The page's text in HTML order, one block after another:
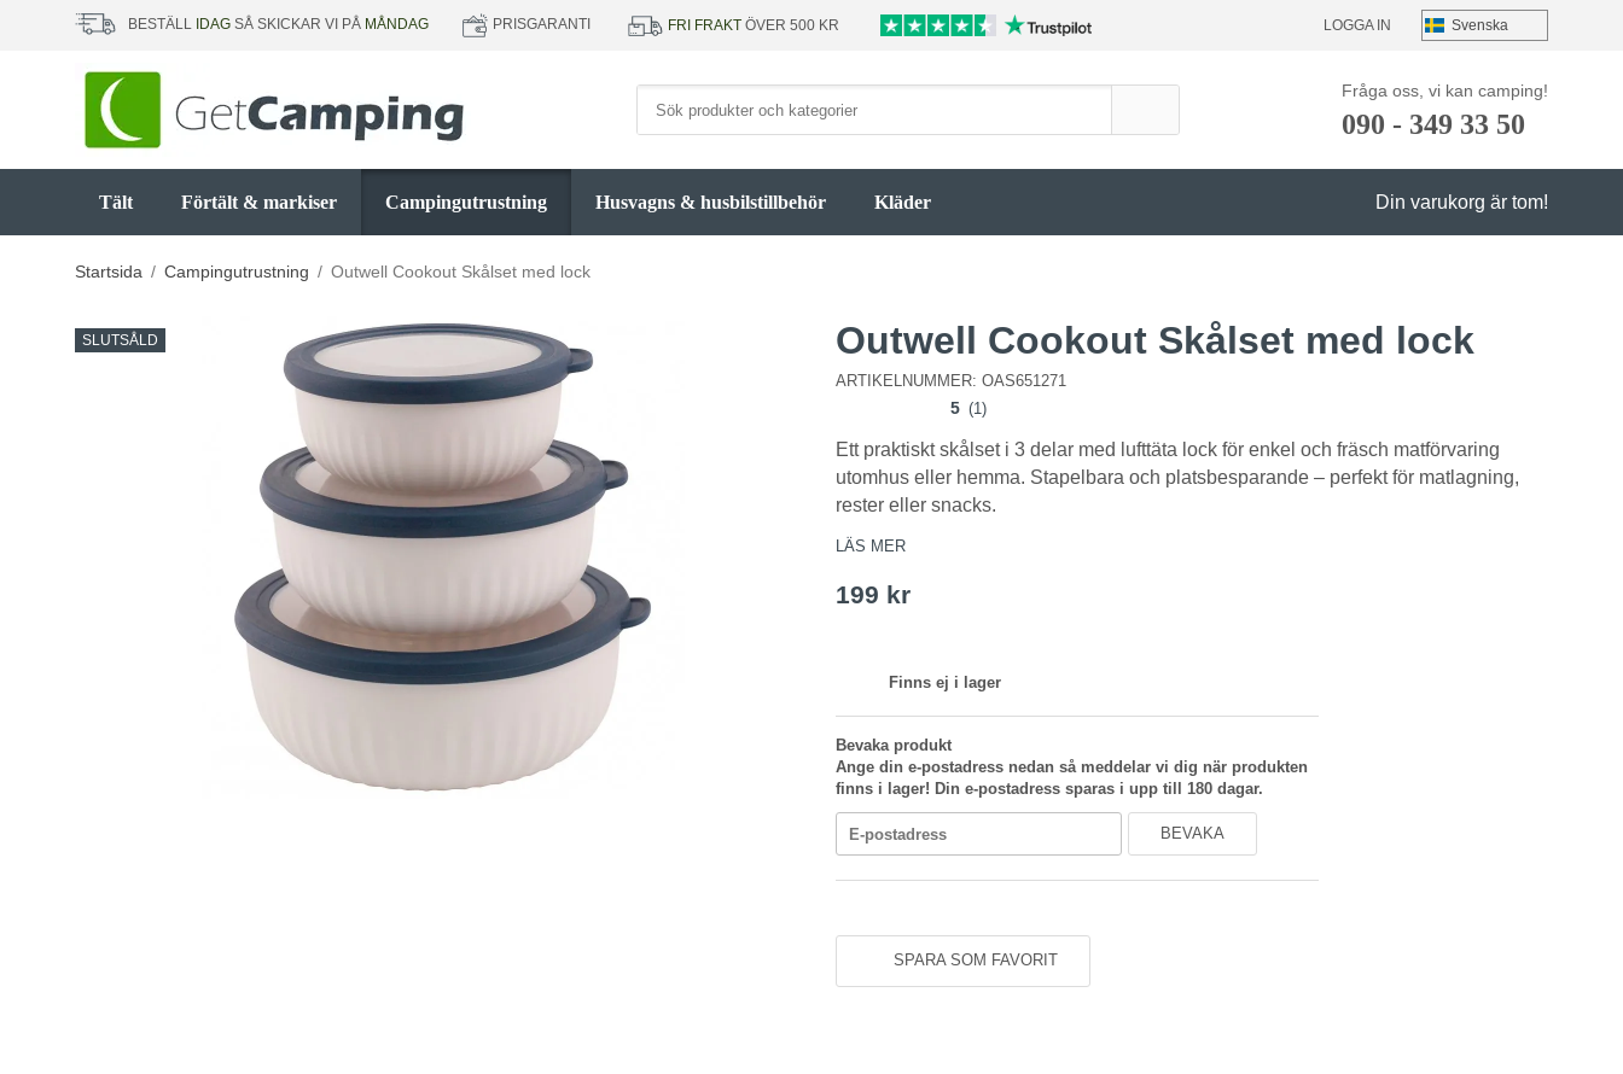
BESTÄLL IDAG SÅ SKICKAR VI PÅ MÅNDAG PRISGARANTI FRI FRAKT ÖVER 500 KR LOGGA IN
Fråga oss, vi kan camping!
090 - 349 33 50
Tält Förtält & markiser Campingutrustning Husvagns & husbilstillbehör Kläder Din varukorg är tom!
Startsida / Campingutrustning / Outwell Cookout Skålset med lock
SLUTSÅLD Outwell Cookout Skålset med lock
ARTIKELNUMMER: OAS651271
5 (1)
Ett praktiskt skålset i 3 delar med lufttäta lock för enkel och fräsch matförvaring
utomhus eller hemma. Stapelbara och platsbesparande – perfekt för matlagning,
rester eller snacks.
LÄS MER
199 kr
Finns ej i lager
Bevaka produkt
Ange din e-postadress nedan så meddelar vi dig när produkten
finns i lager! Din e-postadress sparas i upp till 180 dagar.
BEVAKA
SPARA SOM FAVORIT